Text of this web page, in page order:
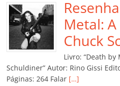
b
o
o
k
A
p
p
dI
n
Metal:
Chuck
Livro: “Death
Schuldiner” Autor: Rino Gissi
Páginas: 264 Falar […]